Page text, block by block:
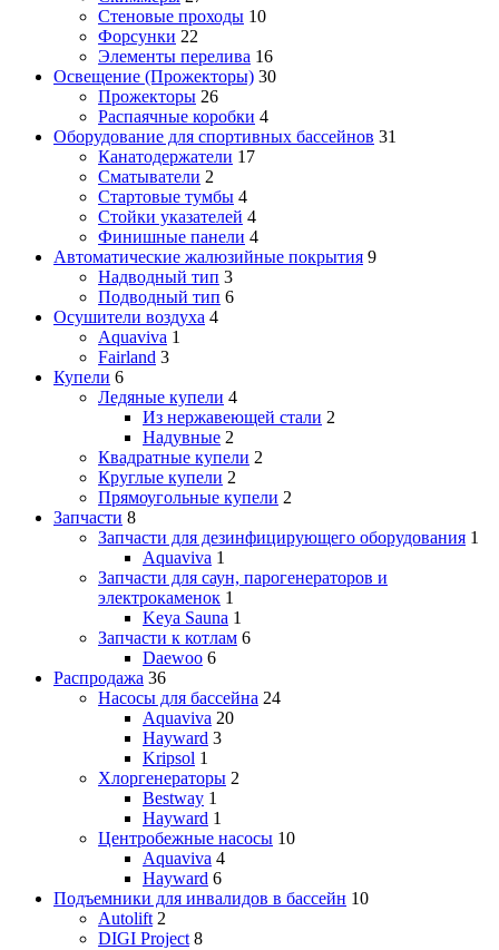
Стеновые проходы 10
Форсунки 22
Элементы перелива 16
Освещение (Прожекторы) 30
Прожекторы 26
Распаячные коробки 4
Оборудование для спортивных бассейнов 31
Канатодержатели 17
Сматыватели 2
Стартовые тумбы 4
Стойки указателей 4
Финишные панели 4
Автоматические жалюзийные покрытия 9
Надводный тип 3
Подводный тип 6
Осушители воздуха 4
Aquaviva 1
Fairland 3
Купели 6
Ледяные купели 4
Из нержавеющей стали 2
Надувные 2
Квадратные купели 2
Круглые купели 2
Прямоугольные купели 2
Запчасти 8
Запчасти для дезинфицирующего оборудования 1
Aquaviva 1
Запчасти для саун, парогенераторов и
электрокаменок 1
Keya Sauna 1
Запчасти к котлам 6
Daewoo 6
Распродажа 36
Насосы для бассейна 24
Aquaviva 20
Hayward 3
Kripsol 1
Хлоргенераторы 2
Bestway 1
Hayward 1
Центробежные насосы 10
Aquaviva 4
Hayward 6
Подъемники для инвалидов в бассейн 10
Autolift 2
DIGI Project 8